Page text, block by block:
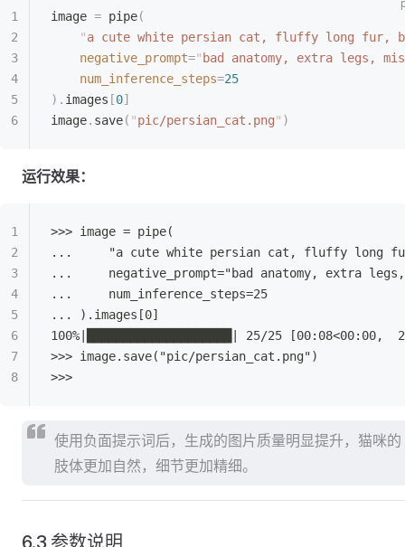
image = pipe(
    "
a cute white persian cat, fluffy long fur,
    negative_prompt
=" bad anatomy, extra legs,
    num_inference_steps
=25
). images [0]
image. save( "pic/persian_cat.png" )
运行效果：
>>> image = pipe(
...     "a cute white persian cat, fluffy long
...     negative_prompt="bad anatomy, extra
...     num_inference_steps=25
... ).images[0]
100%|████████████████████| 25/25
>>> image.save("pic/persian_cat.png")
>>>
使用负面提示词后，生成的图片质量明显提升，猫咪的
肢体更加自然，细节更加精细。
6.3 参数说明